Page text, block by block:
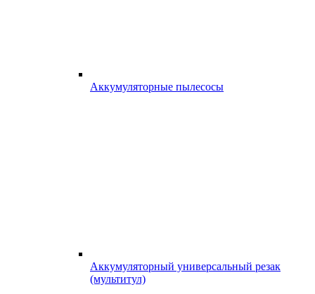
Аккумуляторные пылесосы
Аккумуляторный универсальный резак
(мультитул)